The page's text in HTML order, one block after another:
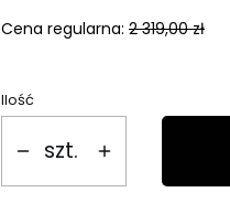
Cena regularna: 2 319,00 zł
Ilość
szt.